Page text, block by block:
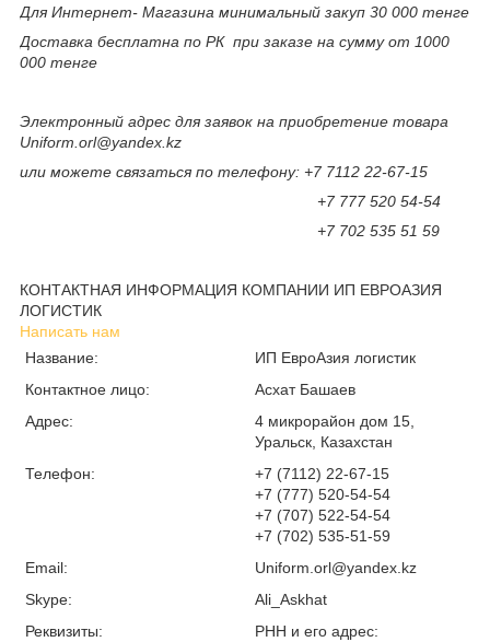
Для Интернет- Магазина минимальный закуп 30 000 тенге
Доставка бесплатна по РК при заказе на сумму от 1000
000 тенге
Электронный адрес для заявок на приобретение товара
Uniform.orl@yandex.kz
или можете связаться по телефону: +7 7112 22-67-15
+7 777 520 54-54
+7 702 535 51 59
КОНТАКТНАЯ ИНФОРМАЦИЯ КОМПАНИИ ИП ЕВРОАЗИЯ
ЛОГИСТИК
Написать нам
Название:
ИП ЕвроАзия логистик
Контактное лицо:
Асхат Башаев
Адрес:
4 микрорайон дом 15,
Уральск, Казахстан
Телефон:
+7 (7112) 22-67-15
+7 (777) 520-54-54
+7 (707) 522-54-54
+7 (702) 535-51-59
Email:
Uniform.orl@yandex.kz
Skype:
Ali_Askhat
Реквизиты:
РНН и его адрес: